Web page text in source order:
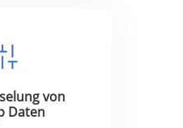
von
Daten